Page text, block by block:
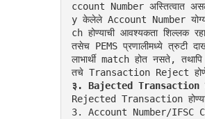
ccount Number अस्तित्वात
y केलेले Account Number योग्य
ch होण्याची आवश्यकता शिल्लक
तसेच PEMS प्रणालीमध्ये
लाभार्थी match होत नसते,
तचे Transaction Reject होणे
३. Bajected Transaction
Rejected Transaction
3. Account Number/IFSC